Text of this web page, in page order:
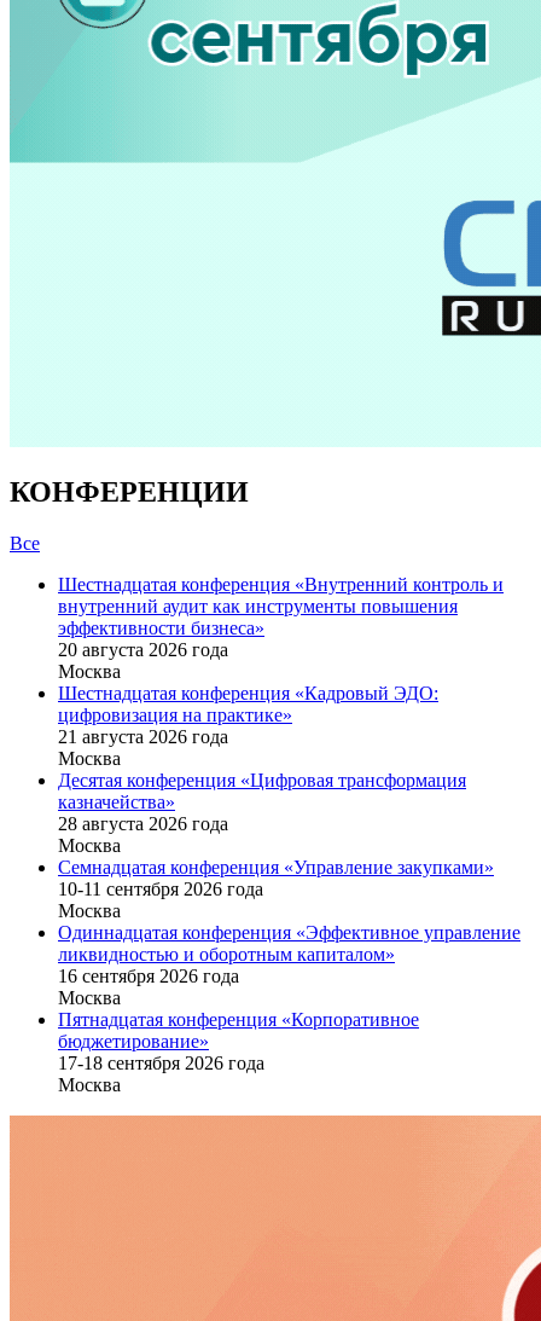
КОНФЕРЕНЦИИ
Все
Шестнадцатая конференция «Внутренний контроль и
внутренний аудит как инструменты повышения
эффективности бизнеса»
20 августа 2026 года
Москва
Шестнадцатая конференция «Кадровый ЭДО:
цифровизация на практике»
21 августа 2026 года
Москва
Десятая конференция «Цифровая трансформация
казначейства»
28 августа 2026 года
Москва
Семнадцатая конференция «Управление закупками»
10-11 сентября 2026 года
Москва
Одиннадцатая конференция «Эффективное управление
ликвидностью и оборотным капиталом»
16 cентября 2026 года
Москва
Пятнадцатая конференция «Корпоративное
бюджетирование»
17-18 сентября 2026 года
Москва